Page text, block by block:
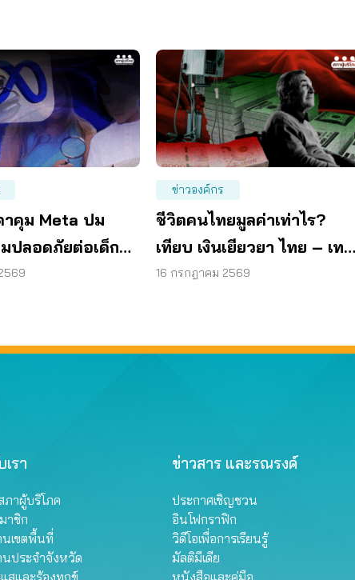
าคุม Meta ปม
ปลอดภัยต่อเด็ก
จอร์
ข่าวองค์กร
ชีวิตคนไทยมูลค่าเท่าไร?
เทียบ เงินเยียวยา ไทย – เทศ
ต่างกันสิบถึงร้อยเท่า
16 กรกฎาคม 2569
เรา
ภาผู้บริโภค
าชิก
เขตพื้นที่
ประจำจังหวัด
ข่าวสาร และรณรงค์
ประกาศเชิญชวน
อินโฟกราฟิก
วิดีโอเพื่อการเรียนรู้
มัลติมีเดีย